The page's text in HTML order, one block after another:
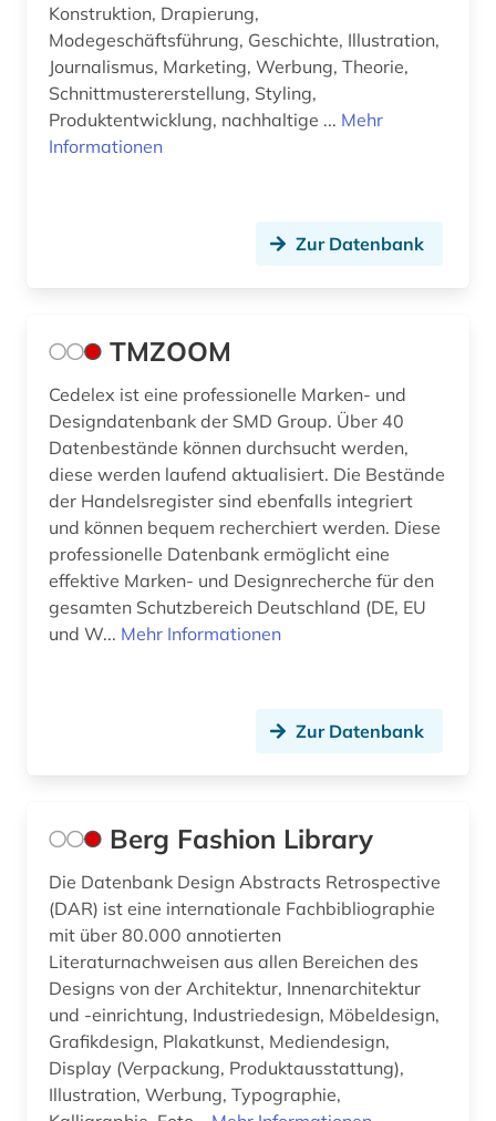
Konstruktion, Drapierung,
Modegeschäftsführung, Geschichte, Illustration,
Journalismus, Marketing, Werbung, Theorie,
Schnittmustererstellung, Styling,
Produktentwicklung, nachhaltige ... Mehr
Informationen
Zur Datenbank
TMZOOM
Cedelex ist eine professionelle Marken- und
Designdatenbank der SMD Group. Über 40
Datenbestände können durchsucht werden,
diese werden laufend aktualisiert. Die Bestände
der Handelsregister sind ebenfalls integriert
und können bequem recherchiert werden. Diese
professionelle Datenbank ermöglicht eine
effektive Marken- und Designrecherche für den
gesamten Schutzbereich Deutschland (DE, EU
und W... Mehr Informationen
Zur Datenbank
Berg Fashion Library
Die Datenbank Design Abstracts Retrospective
(DAR) ist eine internationale Fachbibliographie
mit über 80.000 annotierten
Literaturnachweisen aus allen Bereichen des
Designs von der Architektur, Innenarchitektur
und -einrichtung, Industriedesign, Möbeldesign,
Grafikdesign, Plakatkunst, Mediendesign,
Display (Verpackung, Produktausstattung),
Illustration, Werbung, Typographie,